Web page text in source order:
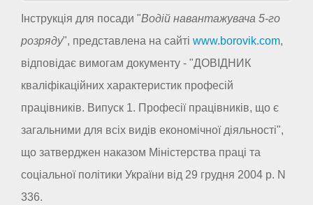
Інструкція для посади "Водій навантажувача 5-го
розряду", представлена на сайті www.borovik.com,
відповідає вимогам документу - "ДОВІДНИК
кваліфікаційних характеристик професій
працівників. Випуск 1. Професії працівників, що є
загальними для всіх видів економічної діяльності",
що затверджен наказом Міністерства праці та
соціальної політики України від 29 грудня 2004 р. N
336.